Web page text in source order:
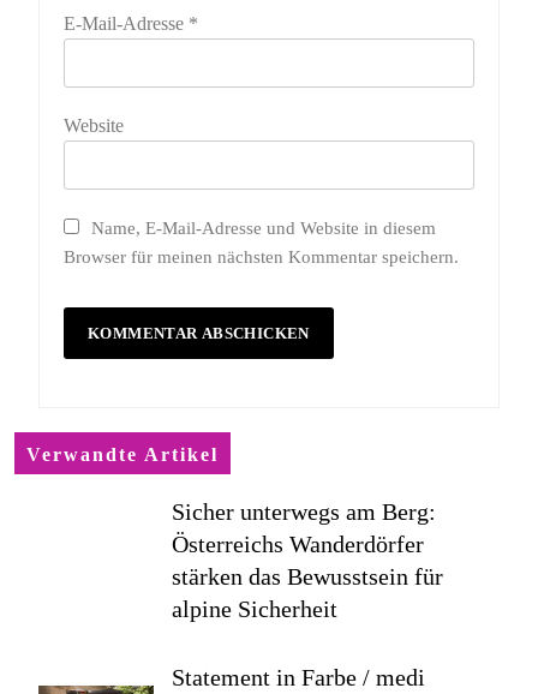
E-Mail-Adresse *
Website
Name, E-Mail-Adresse und Website in diesem
Browser für meinen nächsten Kommentar speichern.
Verwandte Artikel
Sicher unterwegs am Berg:
Österreichs Wanderdörfer
stärken das Bewusstsein für
alpine Sicherheit
Statement in Farbe / medi